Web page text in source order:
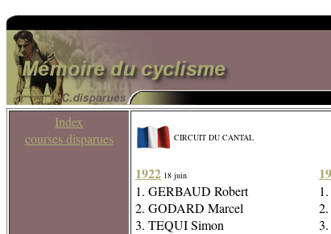
Index
courses disparues
CIRCUIT DU CANTAL
1922 18 juin
1. GERBAUD Robert
2. GODARD Marcel
3. TEQUI Simon